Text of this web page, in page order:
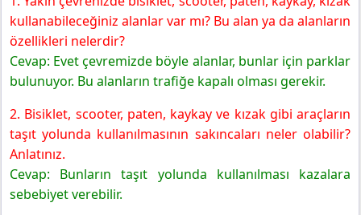
kullanabileceğiniz alanlar var mı? Bu alan ya da alanların
özellikleri nelerdir?
Cevap: Evet çevremizde böyle alanlar, bunlar için parklar
bulunuyor. Bu alanların trafiğe kapalı olması gerekir.
2. Bisiklet, scooter, paten, kaykay ve kızak gibi araçların
taşıt yolunda kullanılmasının sakıncaları neler olabilir?
Anlatınız.
Cevap: Bunların taşıt yolunda kullanılması kazalara
sebebiyet verebilir.